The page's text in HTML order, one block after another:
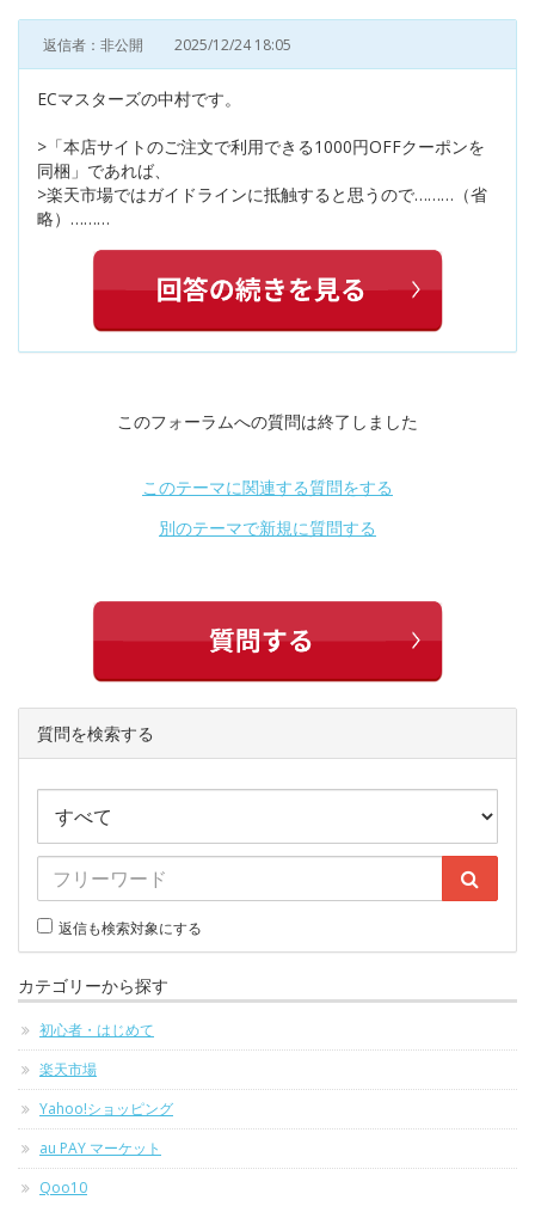
返信者：非公開 2025/12/24 18:05
ECマスターズの中村です。
>「本店サイトのご注文で利用できる1000円OFFクーポンを
同梱」であれば、
>楽天市場ではガイドラインに抵触すると思うので………（省
略）………
このフォーラムへの質問は終了しました
このテーマに関連する質問をする
別のテーマで新規に質問する
質問を検索する
返信も検索対象にする
カテゴリーから探す
初心者・はじめて
楽天市場
Yahoo!ショッピング
au PAY マーケット
Qoo10